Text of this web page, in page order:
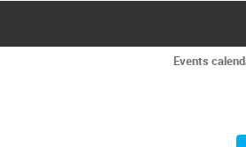
Events